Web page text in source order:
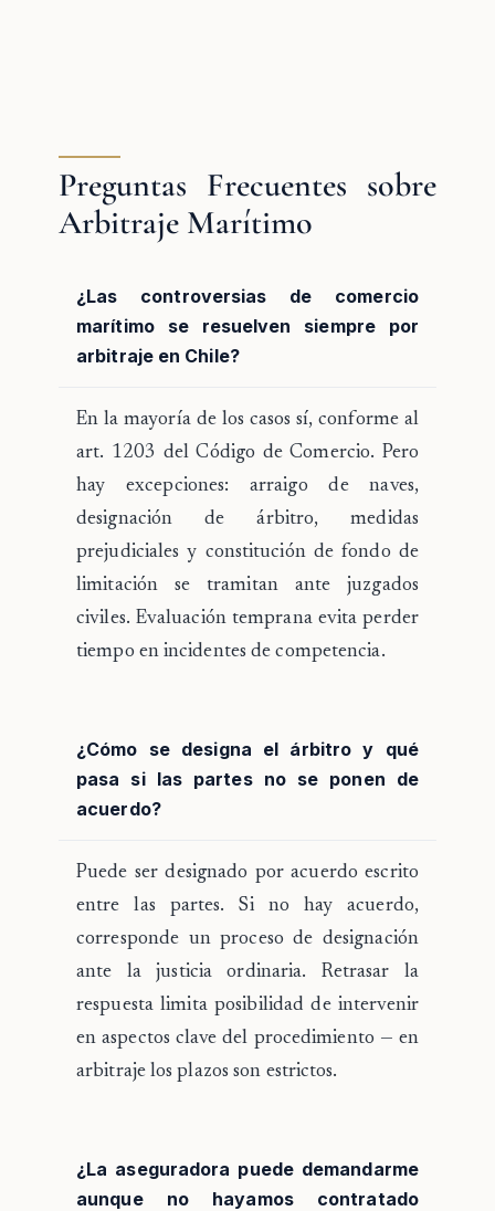
Preguntas Frecuentes sobre
Arbitraje Marítimo
¿Las controversias de comercio
marítimo se resuelven siempre por
arbitraje en Chile?
En la mayoría de los casos sí, conforme al
art. 1203 del Código de Comercio. Pero
hay excepciones: arraigo de naves,
designación de árbitro, medidas
prejudiciales y constitución de fondo de
limitación se tramitan ante juzgados
civiles. Evaluación temprana evita perder
tiempo en incidentes de competencia.
¿Cómo se designa el árbitro y qué
pasa si las partes no se ponen de
acuerdo?
Puede ser designado por acuerdo escrito
entre las partes. Si no hay acuerdo,
corresponde un proceso de designación
ante la justicia ordinaria. Retrasar la
respuesta limita posibilidad de intervenir
en aspectos clave del procedimiento — en
arbitraje los plazos son estrictos.
¿La aseguradora puede demandarme
aunque no hayamos contratado